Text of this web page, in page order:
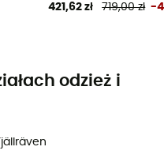
421,62 zł 719,00 zł -
odzież i